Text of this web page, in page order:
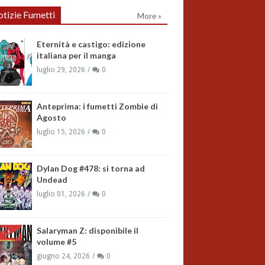
Fumetti More »
Eternità e castigo: edizione
italiana per il manga
luglio 29, 2026 0
Anteprima: i fumetti Zombie di
Agosto
luglio 15, 2026 0
Dylan Dog #478: si torna ad
Undead
luglio 01, 2026 0
Salaryman Z: disponibile il
volume #5
giugno 24, 2026 0